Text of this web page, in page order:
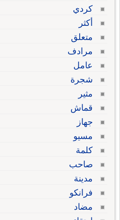
كردي
أكثر
متعلق
مرادف
عامل
شجرة
مثير
قماش
جهاز
مسيو
كلمة
صاحب
مدينة
فرانكو
مضاد